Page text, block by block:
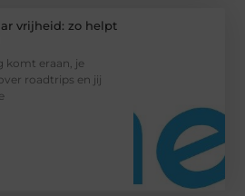
vrijheid: zo helpt
komt eraan, je
roadtrips en jij